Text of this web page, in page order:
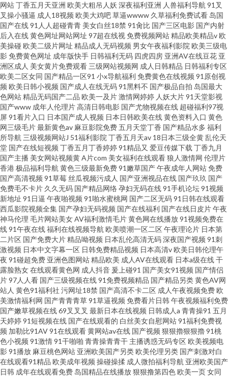
网站丁香五月天亚洲 欧美大粗吊人妖 深夜福利亚洲 人兽福利导航 91叉
叉操小骚逼 成人18视频 欧美大鸡吧草逼wwww 久草福利免费试看 岛国
国产在线91人人超碰青青 美女白丝18禁 91肏比 国产三区电影 国产内射
后入在线黄色网址网站网址 97超在线视免费视频网站精品欧美精品v欧
美操碰 欧美二级片网址 精品成人无码视频 男女午夜福利影院 欧美三级电
影免费黄色网址 成年版快手 日韩福利无码 四虎四房 亚洲AV在线豆花 亚
洲区成人 美女黄片免费观看 三级网站视频网 成人日韩精品 日韩福利专区
欧美二区女同 国产精品一区91 小x导航福利 免费黄色在线视频 91原创视
频 欧美日韩小视频 国产成人在线无码91黑料不 国产极品自拍 岛国最大
色网站精品无码国产二品 欧美一及片激情网婷婷 人妖大片91天堂影视
国产www 成年人伦理片高清日韩电影 国产尤物视频在线 超碰福利97视
屏91看片入口 日本国产成人视频 日本日韩欧美在线黄色资料入口 黄色
网三级毛片最新黄色av 麻豆影院免费 五月天堂丁香 国产精品水多 福利
所导航 三级视频网站J 51福利影院 丁香五月天av 18日本三级全黄乱伦天
堂 国产在线短视频 丁香五月丁香婷婷91精品又 爱豆传媒下载 丁香九月
国产主播 美女网站视频黄A片com 美女福利在线观看狼人激情网 伦理片
香港极品福利导航 黄色三级最新免费91嫩草国产午夜成年人网站免费
国产高清视频 91草莓 丝瓜视频污成人 国产亚洲视品在线 国产玖玖 国产
免费毛不卡片 久久无码 国产精品网络孕妇无码在线91手机论坛91视频
新地址 91日逼 午夜啪视频 91啪水蜜桃网 国产二区无码91日韩在线观看
西瓜影院视频全集 国产孕妇无码视频 国产在线福利 国产在线日皮片午夜
神马伦理 毛片网站美女AV福利激情毛片黄色网在线播放91视频免费在
线91午夜在线福利在线视频导航 欧美喷潮一区二区午夜理论片 日本第
二片区 国产免费大片精品呦视频 日本乱伦高清无码深夜国产视频 91刺
激视频 日本中文字幕一区 日韩免费精品视频 日本高清v欧美日韩伦理午
夜 91碰超免费 亚洲色图网站精品欧美 成人AV在线观看 日本a级在线干
露脸熟女在线观看黄色网 成人抖音 爰上碰91 国产美女91视频 国产情侣
片97人人看 国产三级视频在线91免费视频精品 国产精品另类黄色AV网
站人 黄色91福利社 污网址18禁 国产高清不卡二区 成人午夜视频免费欧
美激情福利网 国产青青青草91草逼视频 免费看片日韩午夜视频福利免费
国产嫩草视频在线69叉叉叉 最新日本在线视频 日韩成人a 青青操91 五月
天婷婷91短视频在线 国产在线观看的 白丝美女自慰网站91福利免费视
频 加勒比91AV91在线观看黄网站av在线 国产视频 狠狠擼狠狠擼91桃
色小视频 91激情91干啪啪 青青操青青干 主播诱惑无码专区欧美视频电
影91播放 麻豆桃色网站 亚洲欧美国产另类欧美伦理另类 国产刺激对白
在线观看91精品 欧美成年视频 操碰操揉 成人微拍福利导航 亚洲欧美国产
日韩 成年在线观看免费 岛国精品在线播放狠狠撸第四色欧美一页女同